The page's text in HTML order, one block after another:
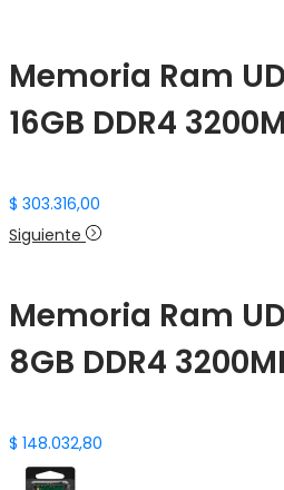
Memoria Ram
16GB DDR4
$ 303.316,00
Siguiente
Memoria Ram
8GB DDR4
$ 148.032,80